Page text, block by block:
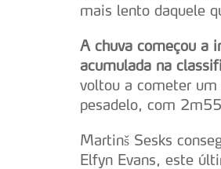
mais lento daquele
A chuva começou a
acumulada na
voltou a cometer
pesadelo, com
Martinš Sesks
Elfyn Evans, este